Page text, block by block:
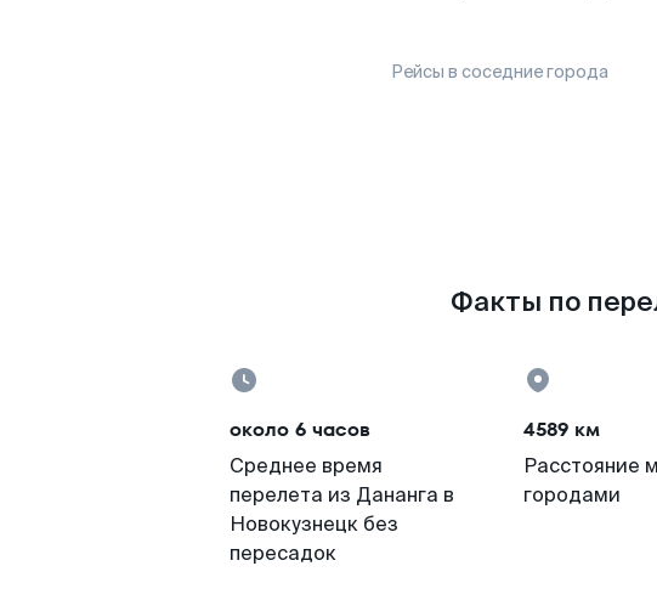
Рейсы в соседние города
Факты по
около 6 часов
Среднее время
перелета из Дананга в
Новокузнецк без
пересадок
4589 км
Расстояние
городами